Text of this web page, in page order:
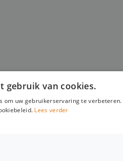
gebruik van cookies.
om uw gebruikerservaring te
Lees verder